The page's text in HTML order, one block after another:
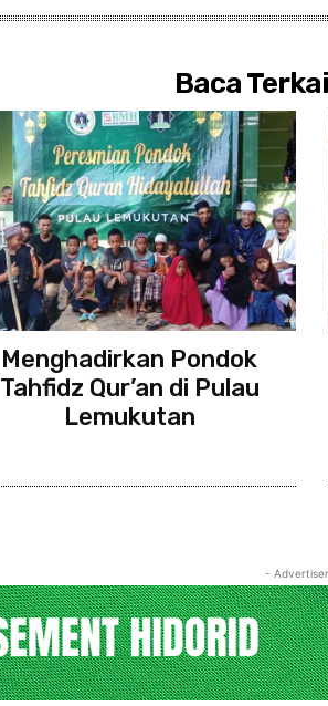
Baca
Menghadirkan Pondok
Tahfidz Qur’an di Pulau
Lemukutan
-